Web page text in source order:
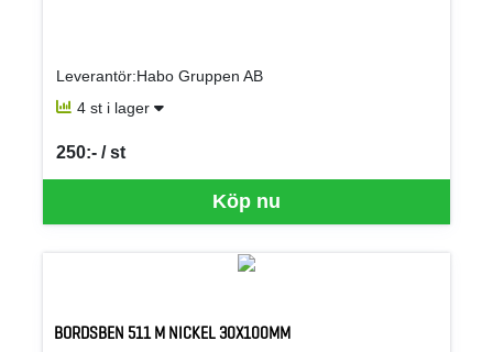
Leverantör:Habo Gruppen AB
4 st i lager
Köp nu
250:- / st
SEK per ST
BORDSBEN 511 M NICKEL 30X100MM